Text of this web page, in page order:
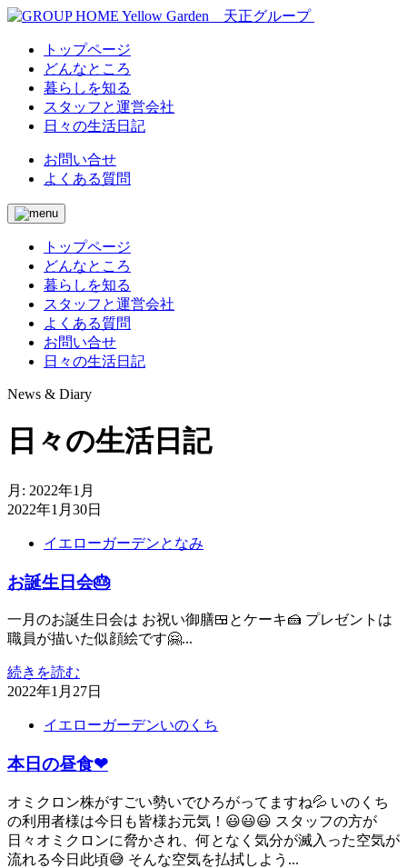
トップページ
どんなところ
暮らしを知る
スタッフと運営会社
日々の生活日記
お問い合せ
よくある質問
トップページ
どんなところ
暮らしを知る
スタッフと運営会社
よくある質問
お問い合せ
日々の生活日記
News & Diary
日々の生活日記
月: 2022年1月
2022年1月30日
イエローガーデンとなみ
お誕生日会🎂
一月のお誕生日会は お祝い御膳🍱とケーキ🍰 プレゼントは
職員が描いた似顔絵です🤗...
続きを読む
2022年1月27日
イエローガーデンいのくち
本日の昼食❤
オミクロン株がすごい勢いでひろがってますね💦 いのくち
の利用者様は今日も皆様お元気！😃😃😃 スタッフの方が
日々オミクロンに脅かされ、何となく気分が滅入った空気が
流れる今日此頃😅 そんな空気を払拭しよう...